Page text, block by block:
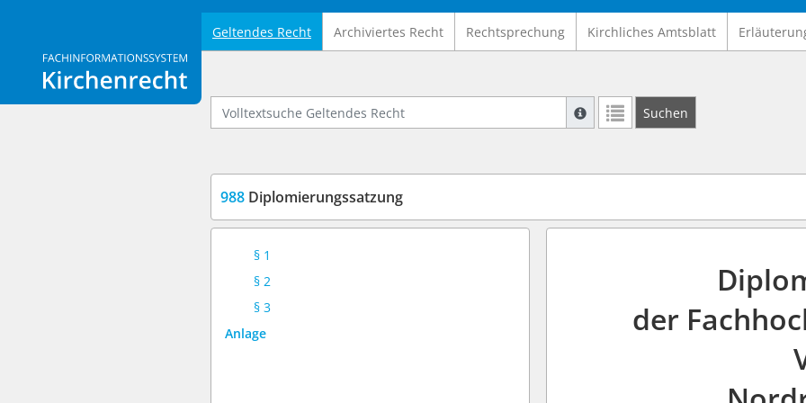
Logo Fachinformationssystem Kirchenrecht
Geltendes Recht Archiviertes Recht Rechtsprechung Kirchliches Amtsblatt
Volltextsuche Geltendes Recht
Suche mit Platzhalter "*", Bsp.
Suchen
988 Diplomierungssatzung
§ 1
§ 2
§ 3
Anlage
der